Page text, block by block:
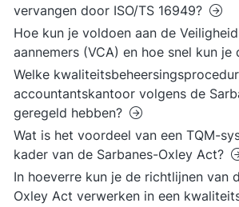
vervangen door ISO/TS 16949?
Hoe kun je voldoen aan de
aannemers (VCA) en hoe snel kun je
Welke
accountantskantoor volgens de
geregeld hebben?
Wat is het voordeel van een TQM-
kader van de Sarbanes-Oxley Act?
In hoeverre kun je de richtlijnen van
Oxley Act verwerken in een